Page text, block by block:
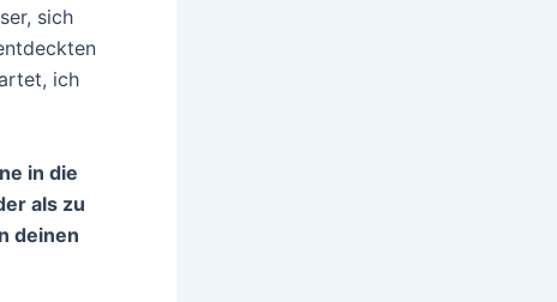
sich
ich
in die
als zu
deinen